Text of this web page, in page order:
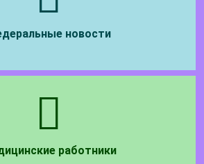
новости
работники